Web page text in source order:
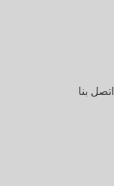
اتصل بنا